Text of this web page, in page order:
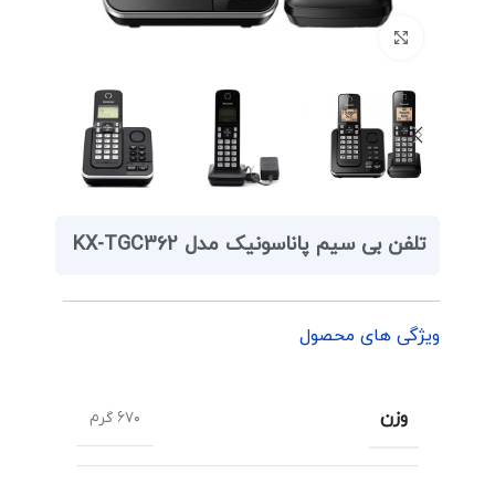
تلفن بی سیم پاناسونیک مدل KX-TGC362
ویژگی های محصول
وزن ۶۷۰ گرم